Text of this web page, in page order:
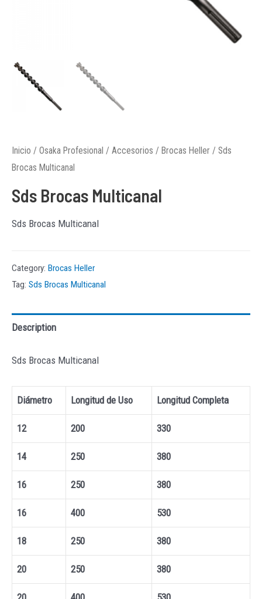
Inicio / Osaka Profesional / Accesorios / Brocas Heller / Sds
Brocas Multicanal
Sds Brocas Multicanal
Sds Brocas Multicanal
Category: Brocas Heller
Tag: Sds Brocas Multicanal
Description
Sds Brocas Multicanal
Diámetro Longitud de Uso Longitud Completa
12 200 330
14 250 380
16 250 380
16 400 530
18 250 380
20 250 380